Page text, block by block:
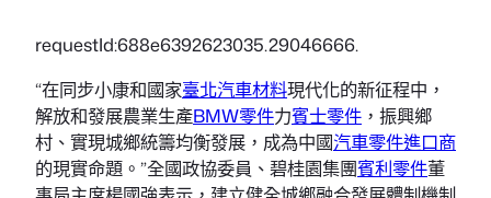
requestId:688e6392623035.29046666.
“在同步小康和國家臺北汽車材料現代化的新征程中，
解放和發展農業生產BMW零件力賓士零件 ，振興鄉
村、實現城鄉統籌均衡發展，成為中國汽車零件進口商
的現實命題。”全國政協委員、碧桂園集團賓利零件董